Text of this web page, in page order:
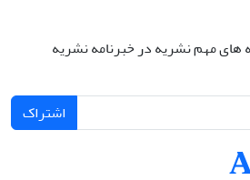
های مهم نشریه در خبرنامه نشریه
اشتراک